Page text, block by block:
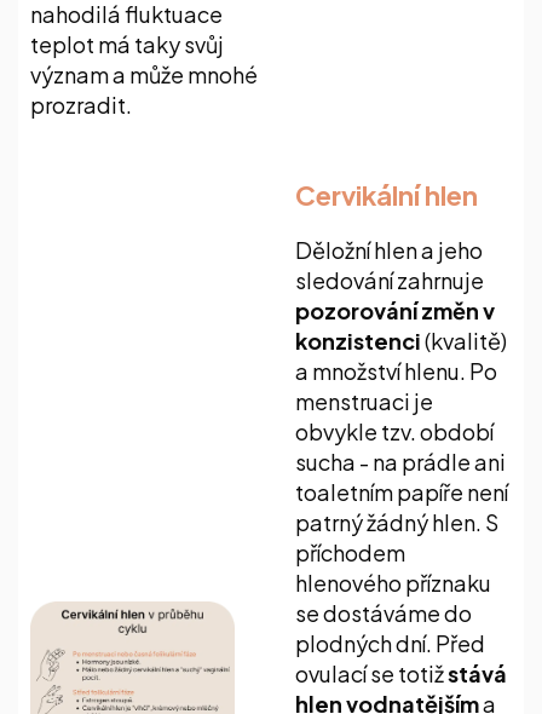
nahodilá fluktuace
teplot má taky svůj
význam a může mnohé
prozradit.
Cervikální hlen
Děložní hlen a jeho
sledování zahrnuje
pozorování změn v
konzistenci(kvalitě)
a množství hlenu. Po
menstruaci je
obvykle tzv. období
sucha - na prádle ani
toaletním papíře není
patrný žádný hlen. S
příchodem
hlenového příznaku
se dostáváme do
plodných dní. Před
ovulací se totižstává
hlen vodnatějšíma